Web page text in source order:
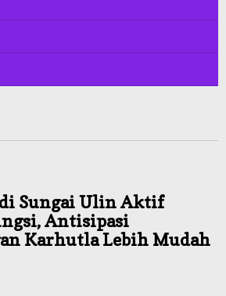
Sungai Ulin Aktif
Antisipasi
Karhutla Lebih Mudah